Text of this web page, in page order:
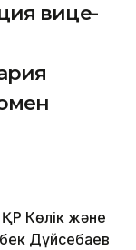
вице-
ҚР Көлік және
Дүйсебаев